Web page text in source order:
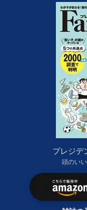
プレジデ
頭のい